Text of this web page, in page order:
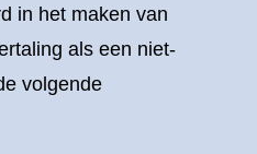
in het maken van
als een niet-
volgende